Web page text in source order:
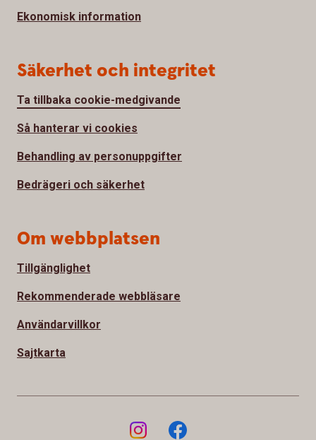
Ekonomisk information
Säkerhet och integritet
Ta tillbaka cookie-medgivande
Så hanterar vi cookies
Behandling av personuppgifter
Bedrägeri och säkerhet
Om webbplatsen
Tillgänglighet
Rekommenderade webbläsare
Användarvillkor
Sajtkarta